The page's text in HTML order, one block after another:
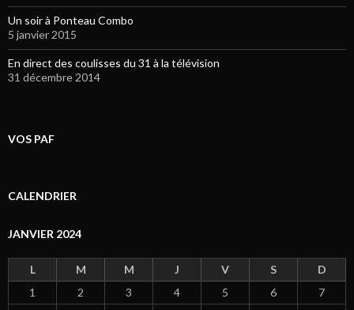
Un soir à Ponteau Combo
5 janvier 2015
En direct des coulisses du 31 à la télévision
31 décembre 2014
VOS PAF
CALENDRIER
JANVIER 2024
L M M J V S
D
1
2 3 4 5 6
7